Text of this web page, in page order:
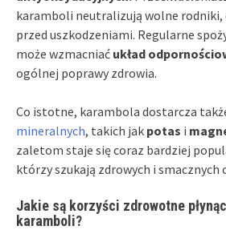
karamboli neutralizują wolne
przed uszkodzeniami. Regularne
może wzmacniać układ
ogólnej poprawy zdrowia.
Co istotne, karambola dostarcza
mineralnych, takich jak potas i
zaletom staje się coraz bardziej
którzy szukają zdrowych i smacznych
Jakie są korzyści zdrowotne
karamboli?